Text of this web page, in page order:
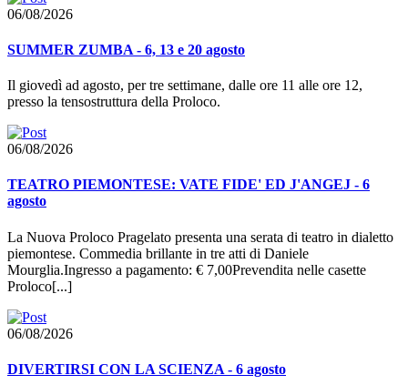
06/08/2026
SUMMER ZUMBA - 6, 13 e 20 agosto
Il giovedì ad agosto, per tre settimane, dalle ore 11 alle ore 12,
presso la tensostruttura della Proloco.
06/08/2026
TEATRO PIEMONTESE: VATE FIDE' ED J'ANGEJ - 6
agosto
La Nuova Proloco Pragelato presenta una serata di teatro in dialetto
piemontese. Commedia brillante in tre atti di Daniele
Mourglia.Ingresso a pagamento: € 7,00Prevendita nelle casette
Proloco[...]
06/08/2026
DIVERTIRSI CON LA SCIENZA - 6 agosto